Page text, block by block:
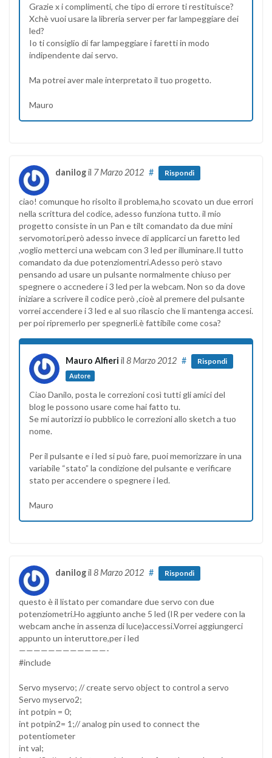
Grazie x i complimenti, che tipo di errore ti restituisce?
Xchè vuoi usare la libreria server per far lampeggiare dei
led?
Io ti consiglio di far lampeggiare i faretti in modo
indipendente dai servo.
Ma potrei aver male interpretato il tuo progetto.
Mauro
danilogil 7 Marzo 2012 # Rispondi
ciao! comunque ho risolto il problema,ho scovato un due errori
nella scrittura del codice, adesso funziona tutto. il mio
progetto consiste in un Pan e tilt comandato da due mini
servomotori.però adesso invece di applicarci un faretto led
,voglio metterci una webcam con 3 led per illuminare.Il tutto
comandato da due potenziomentri.Adesso però stavo
pensando ad usare un pulsante normalmente chiuso per
spegnere o accnedere i 3 led per la webcam. Non so da dove
iniziare a scrivere il codice però ,cioè al premere del pulsante
vorrei accendere i 3 led e al suo rilascio che li mantenga accesi.
per poi ripremerlo per spegnerli.è fattibile come cosa?
Mauro Alfieri il 8 Marzo 2012
Autore
# Rispondi
Ciao Danilo, posta le correzioni così tutti gli amici del
blog le possono usare come hai fatto tu.
Se mi autorizzi io pubblico le correzioni allo sketch a tuo
nome.
Per il pulsante e i led si può fare, puoi memorizzare in una
variabile “stato” la condizione del pulsante e verificare
stato per accendere o spegnere i led.
Mauro
danilogil 8 Marzo 2012 # Rispondi
questo è il listato per comandare due servo con due
potenziometri.Ho aggiunto anche 5 led (IR per vedere con la
webcam anche in assenza di luce)accessi.Vorrei aggiungerci
appunto un interuttore,per i led
————————————-
#include
Servo myservo; // create servo object to control a servo
Servo myservo2;
int potpin = 0;
int potpin2= 1;// analog pin used to connect the
potentiometer
int val;